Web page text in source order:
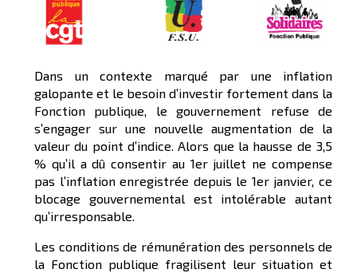
Dans un contexte marqué par une inflation
galopante et le besoin d’investir fortement dans la
Fonction publique, le gouvernement refuse de
s’engager sur une nouvelle augmentation de la
valeur du point d’indice. Alors que la hausse de 3,5
% qu’il a dû consentir au 1er juillet ne compense
pas l’inflation enregistrée depuis le 1er janvier, ce
blocage gouvernemental est intolérable autant
qu’irresponsable.
Les conditions de rémunération des personnels de
la Fonction publique fragilisent leur situation et